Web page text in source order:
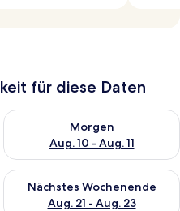
für diese Daten
Nacht, Aug. 9 - Aug.
Morgen
Aug. 10 - Aug. 11
Überprüfe die Verfügbarkeit
Wochenende, Aug. 14
Nächstes Wochenende
Aug. 21 - Aug. 23
Überprüfe die Verfügbarkeit